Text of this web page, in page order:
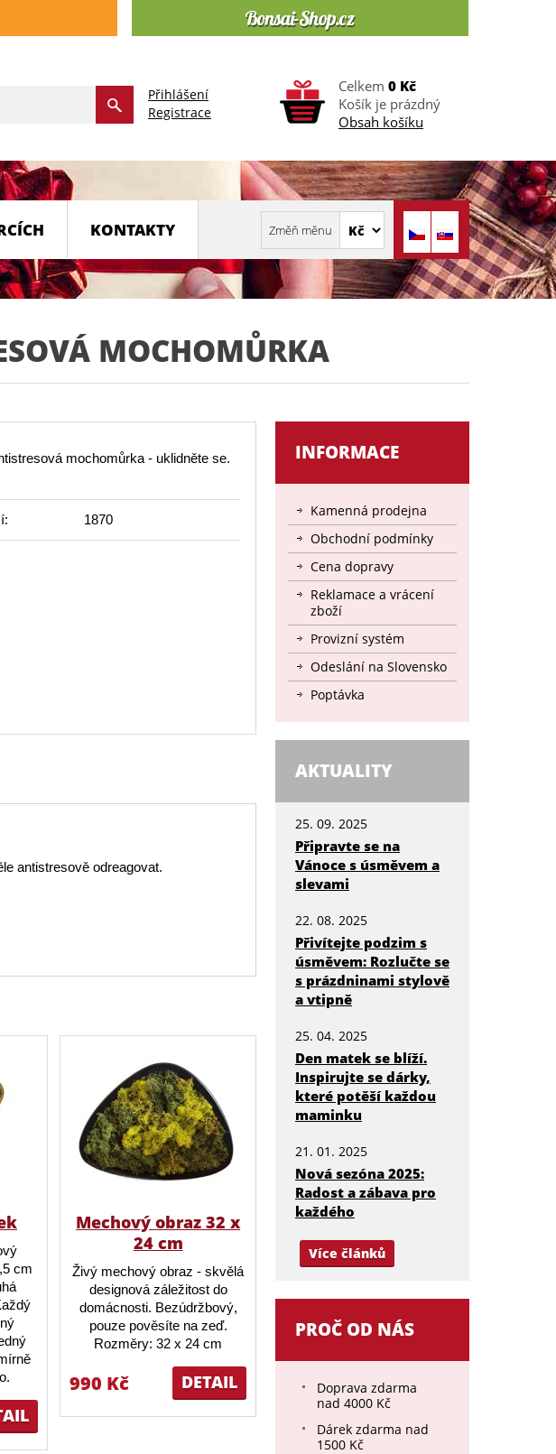
Přihlášení
Registrace
Celkem 0 Kč
Košík je prázdný
Obsah košíku
KONTAKTY
MOCHOMŮRKA
mochomůrka - uklidněte se.
1870
antistresově odreagovat.
cm
Mechový obraz 32 x
24 cm
Živý mechový obraz - skvělá
designová záležitost do
domácnosti. Bezúdržbový,
pouze pověsíte na zeď.
Rozměry: 32 x 24 cm
DETAIL
990 Kč
INFORMACE
Kamenná prodejna
Obchodní podmínky
Cena dopravy
Reklamace a vrácení
zboží
Provizní systém
Odeslání na Slovensko
Poptávka
AKTUALITY
25. 09. 2025
Připravte se na
Vánoce s úsměvem a
slevami
22. 08. 2025
Přivítejte podzim s
úsměvem: Rozlučte se
s prázdninami stylově
a vtipně
25. 04. 2025
Den matek se blíží.
Inspirujte se dárky,
které potěší každou
maminku
21. 01. 2025
Nová sezóna 2025:
Radost a zábava pro
každého
Více článků
PROČ OD NÁS
Doprava zdarma
nad 4000 Kč
Dárek zdarma nad
1500 Kč